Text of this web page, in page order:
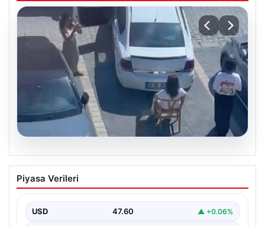
05.08.2026
Yalova’da Şaşırtan Engelleme: Kafe
Önüne Park Etmek İsteyen Sürücüye
Yalova'da yaşanan sıra dışı bir olay, gündeme damgasını
Piyasa Verileri
USD 47.60 ▲ +0.06%